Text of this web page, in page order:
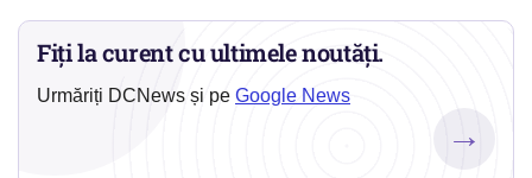
Fiți la curent cu ultimele noutăți.
Urmăriți DCNews și pe Google News
→